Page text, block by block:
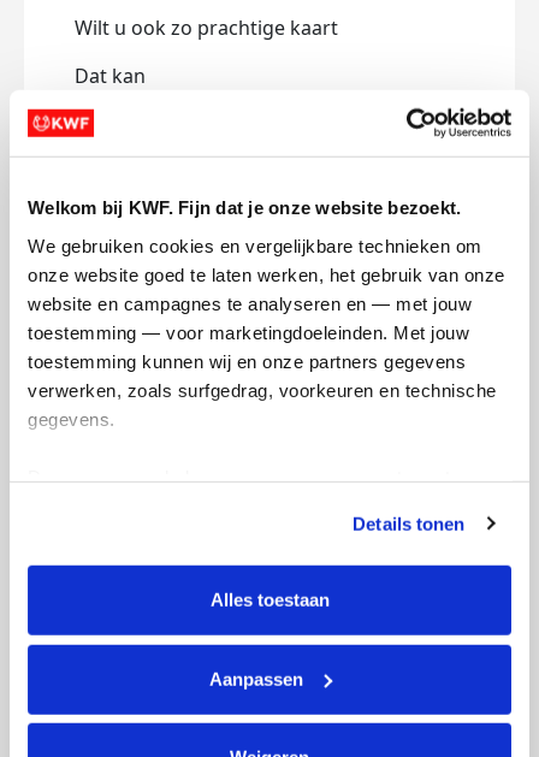
Welkom bij KWF. Fijn dat je onze website bezoekt.
We gebruiken cookies en vergelijkbare technieken om
onze website goed te laten werken, het gebruik van onze
website en campagnes te analyseren en — met jouw
toestemming — voor marketingdoeleinden. Met jouw
toestemming kunnen wij en onze partners gegevens
verwerken, zoals surfgedrag, voorkeuren en technische
gegevens.
tonen. Je kunt je toestemming op elk moment wijzigen of
intrekken via Cookie instellingen onderaan de pagina. De
lijst met cookies is te vinden in het tabblad “details”.
Details tonen
Alles toestaan
Aanpassen
Wilt u ook zo prachtige kaart
Dat kan
Kijk op mijn Facebook kaartjes van Melissa
en zet in reactie welke kaart u wil.
Alle kaarten die verkocht worden gaan
Deel op
Badges
Foto’s toegevoegd